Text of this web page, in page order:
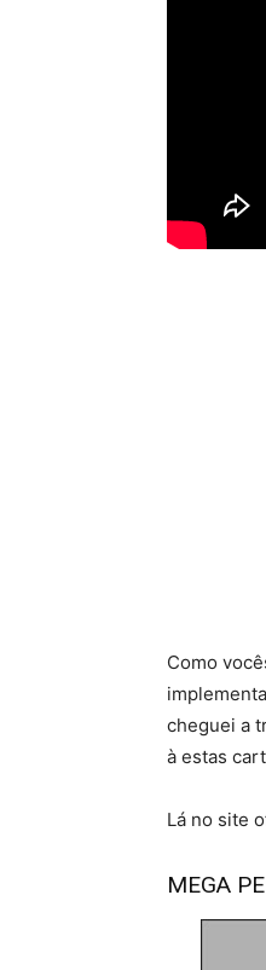
Como
cheguei a
à estas
Lá no site
MEGA